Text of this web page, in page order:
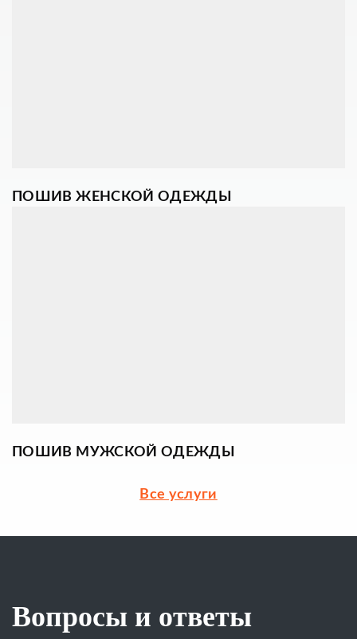
ПОШИВ ЖЕНСКОЙ ОДЕЖДЫ
ПОШИВ МУЖСКОЙ ОДЕЖДЫ
Все услуги
Вопросы и ответы